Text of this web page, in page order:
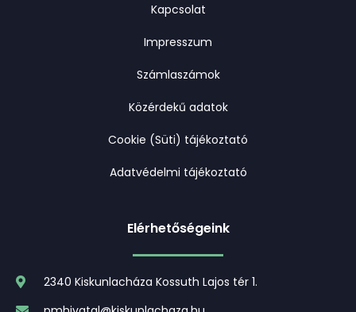
Kapcsolat
Impresszum
Számlaszámok
Közérdekű adatok
Cookie (Süti) tájékoztató
Adatvédelmi tájékoztató
Elérhetőségeink
2340 Kiskunlacháza Kossuth Lajos tér 1.